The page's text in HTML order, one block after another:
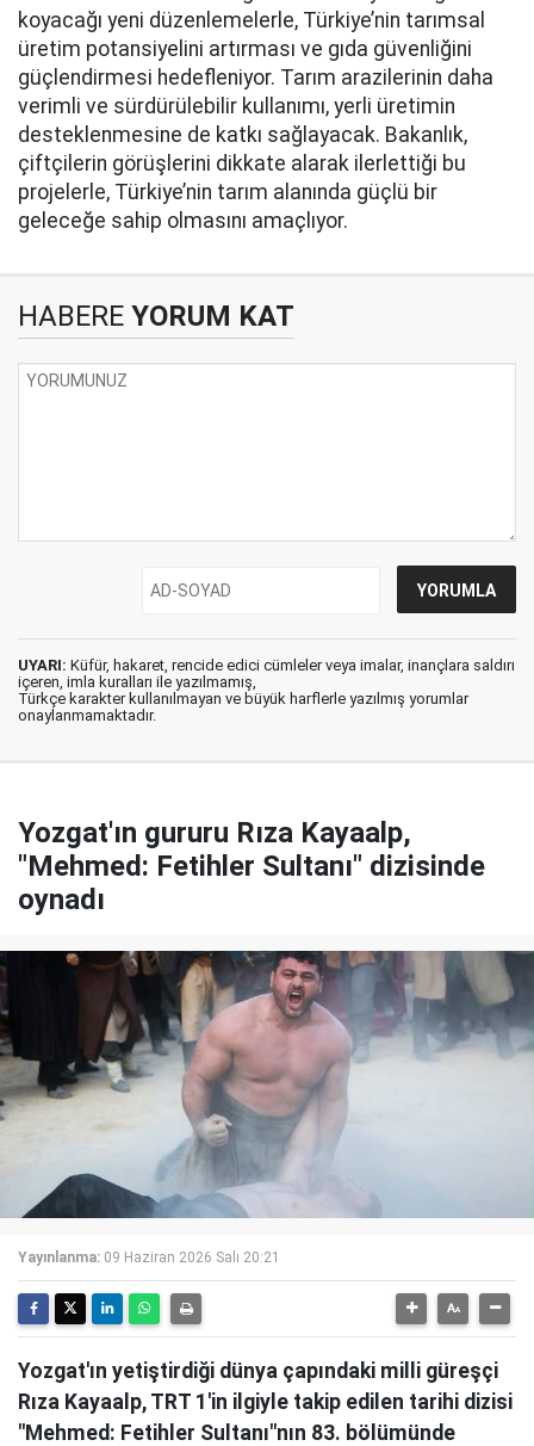
koyacağı yeni düzenlemelerle, Türkiye’nin tarımsal
üretim potansiyelini artırması ve gıda güvenliğini
güçlendirmesi hedefleniyor. Tarım arazilerinin daha
verimli ve sürdürülebilir kullanımı, yerli üretimin
desteklenmesine de katkı sağlayacak. Bakanlık,
çiftçilerin görüşlerini dikkate alarak ilerlettiği bu
projelerle, Türkiye’nin tarım alanında güçlü bir
geleceğe sahip olmasını amaçlıyor.
HABERE YORUM KAT
UYARI: Küfür, hakaret, rencide edici cümleler veya imalar, inançlara saldırı
içeren, imla kuralları ile yazılmamış,
Türkçe karakter kullanılmayan ve büyük harflerle yazılmış yorumlar
onaylanmamaktadır.
Yozgat'ın gururu Rıza Kayaalp,
"Mehmed: Fetihler Sultanı" dizisinde
oynadı
Yayınlanma: 09 Haziran 2026 Salı 20:21
Yozgat'ın yetiştirdiği dünya çapındaki milli güreşçi
Rıza Kayaalp, TRT 1'in ilgiyle takip edilen tarihi dizisi
"Mehmed: Fetihler Sultanı"nın 83. bölümünde